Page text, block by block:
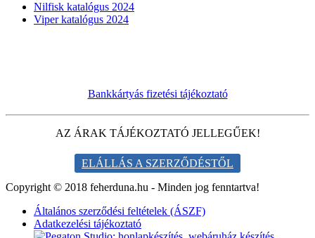
Nilfisk katalógus 2024
Viper katalógus 2024
Bankkártyás fizetési tájékoztató
AZ ÁRAK TÁJÉKOZTATÓ JELLEGŰEK!
ELÁLLÁS A SZERZŐDÉSTŐL
Copyright © 2018 feherduna.hu - Minden jog fenntartva!
Általános szerződési feltételek (ÁSZF)
Adatkezelési tájékoztató